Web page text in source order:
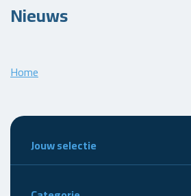
Nieuws
Home
Jouw selectie